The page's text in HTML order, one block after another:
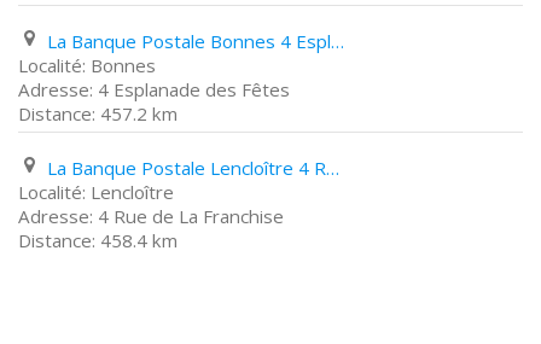
La Banque Postale Bonnes 4 Esplanade des Fêtes
Bonnes
4 Esplanade des Fêtes
457.2 km
La Banque Postale Lencloître 4 Rue de La Franchise
Lencloître
4 Rue de La Franchise
458.4 km